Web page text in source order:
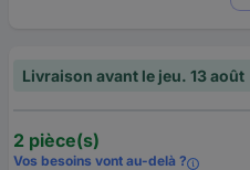
Livraison avant le jeu. 13 août
2 pièce(s)
Vos besoins vont au-delà ?